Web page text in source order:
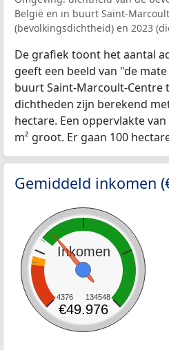
België en in buurt Saint-
(bevolkingsdichtheid) en 2023
De grafiek toont het aantal
geeft een beeld van "de
buurt Saint-Marcoult-Centre
dichtheden zijn berekend
hectare. Een oppervlakte
m² groot. Er gaan 100
Gemiddeld inkomen
Inkomen
4376 134548
€49.976